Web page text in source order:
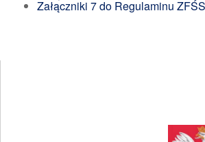
Załączniki 7 do Regulaminu